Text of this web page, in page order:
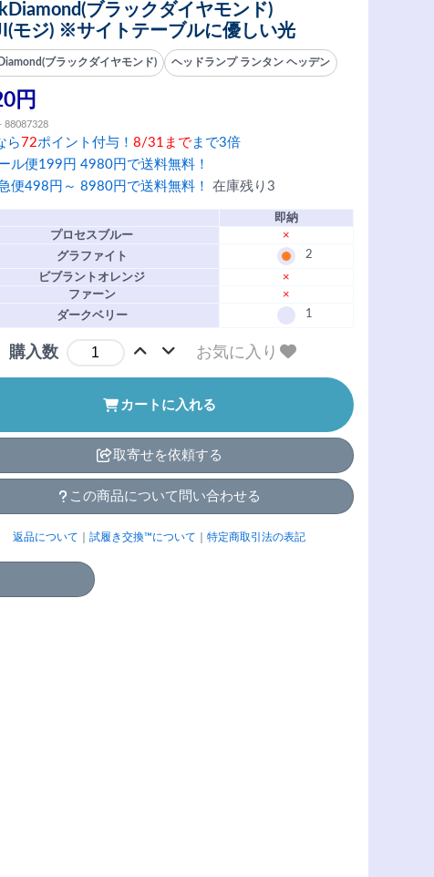
ブラックダイヤモンド)
モジ) ※サイトテーブルに優しい光
ブラックダイヤモンド) ヘッドランプ ランタン ヘッデン
円
88087328
ら 72ポイント付与！ 8/31まで まで3倍
ル便199円 4980円で送料無料！
便498円～ 8980円で送料無料！ 在庫残り3
即納
プロセスブルー
×
グラファイト
2
ビブラントオレンジ
×
ファーン
×
ダークベリー
1
購入数 お気に入り
カートに入れる
取寄せを依頼する
この商品について問い合わせる
返品について 試履き交換™について 特定商取引法の表記